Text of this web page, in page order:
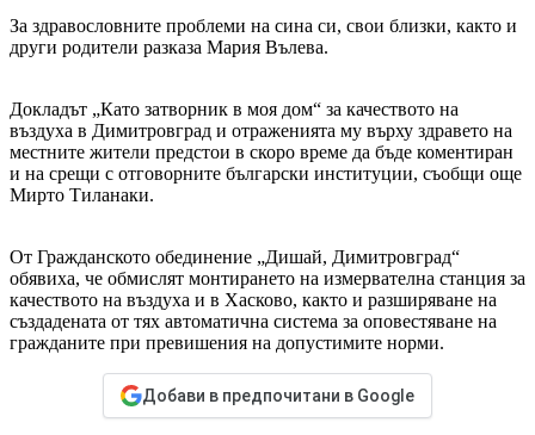
За здравословните проблеми на сина си, свои близки, както и
други родители разказа Мария Вълева.
Докладът „Като затворник в моя дом“ за качеството на
въздуха в Димитровград и отраженията му върху здравето на
местните жители предстои в скоро време да бъде коментиран
и на срещи с отговорните български институции, съобщи още
Мирто Тиланаки.
От Гражданското обединение „Дишай, Димитровград“
обявиха, че обмислят монтирането на измервателна станция за
качеството на въздуха и в Хасково, както и разширяване на
създадената от тях автоматична система за оповестяване на
гражданите при превишения на допустимите норми.
Добави в предпочитани в Google